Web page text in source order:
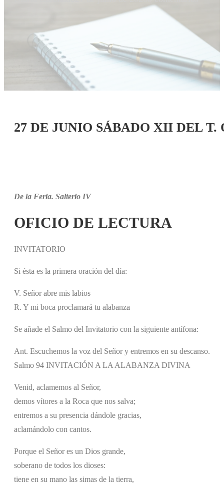
27 DE JUNIO SÁBADO XII DEL T.
De la Feria. Salterio IV
OFICIO DE LECTURA
INVITATORIO
Si ésta es la primera oración del día:
V. Señor abre mis labios
R. Y mi boca proclamará tu alabanza
Se añade el Salmo del Invitatorio con la siguiente antífona:
Ant. Escuchemos la voz del Señor y entremos en su descanso.
Salmo 94 INVITACIÓN A LA ALABANZA DIVINA
Venid, aclamemos al Señor,
demos vítores a la Roca que nos salva;
entremos a su presencia dándole gracias,
aclamándolo con cantos.
Porque el Señor es un Dios grande,
soberano de todos los dioses:
tiene en su mano las simas de la tierra,